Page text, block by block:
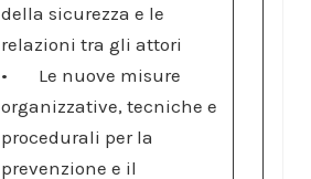
della sicurezza e le
relazioni tra gli attori
• Le nuove misure
organizzative, tecniche e
procedurali per la
prevenzione e il